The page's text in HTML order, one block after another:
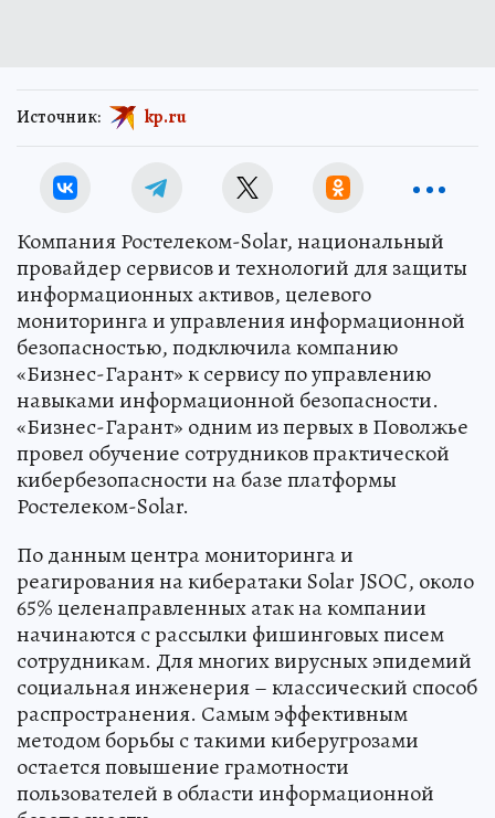
Источник: kp.ru
Компания Ростелеком-Solar, национальный
провайдер сервисов и технологий для защиты
информационных активов, целевого
мониторинга и управления информационной
безопасностью, подключила компанию
«Бизнес-Гарант» к сервису по управлению
навыками информационной безопасности.
«Бизнес-Гарант» одним из первых в Поволжье
провел обучение сотрудников практической
кибербезопасности на базе платформы
Ростелеком-Solar.
По данным центра мониторинга и
реагирования на кибератаки Solar JSOC, около
65% целенаправленных атак на компании
начинаются с рассылки фишинговых писем
сотрудникам. Для многих вирусных эпидемий
социальная инженерия – классический способ
распространения. Самым эффективным
методом борьбы с такими киберугрозами
остается повышение грамотности
пользователей в области информационной